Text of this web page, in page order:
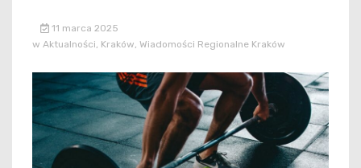
11 marca 2025
w Aktualności, Kraków, Wiadomości Regionalne Kraków